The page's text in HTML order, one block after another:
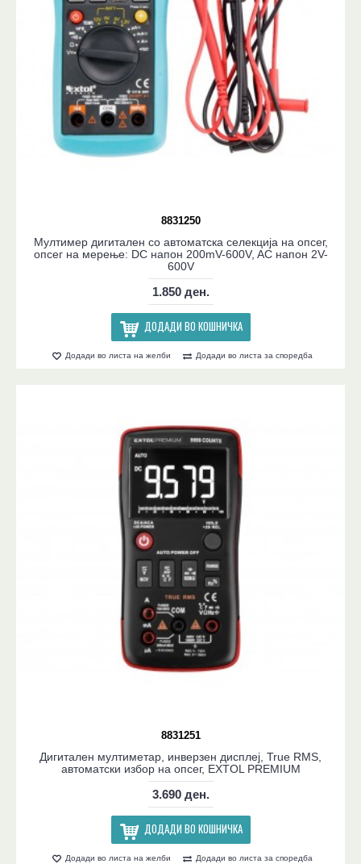
8831250
Мултимер дигитален со автоматска селекција на опсег,
опсег на мерење: DC напон 200mV-600V, AC напон 2V-
600V
1.850 ден.
ДОДАДИ ВО КОШНИЧКА
Додади во листа на желби Додади во листа за споредба
8831251
Дигитален мултиметар, инверзен дисплеј, True RMS,
автоматски избор на опсег, EXTOL PREMIUM
3.690 ден.
ДОДАДИ ВО КОШНИЧКА
Додади во листа на желби Додади во листа за споредба